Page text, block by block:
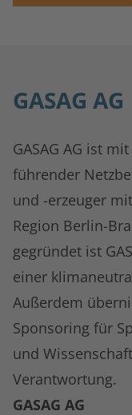
GASAG AG
GASAG AG ist
führender
und -erzeuger
Region Berlin-
gegründet ist
einer
Außerdem
Sponsoring für
und
Verantwortung.
GASAG AG